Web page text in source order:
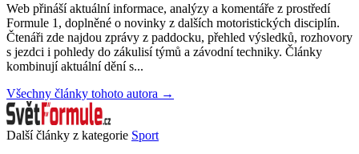
Web přináší aktuální informace, analýzy a komentáře z prostředí
Formule 1, doplněné o novinky z dalších motoristických disciplín.
Čtenáři zde najdou zprávy z paddocku, přehled výsledků, rozhovory
s jezdci i pohledy do zákulisí týmů a závodní techniky. Články
kombinují aktuální dění s...
Všechny články tohoto autora →
Další články z kategorie Sport